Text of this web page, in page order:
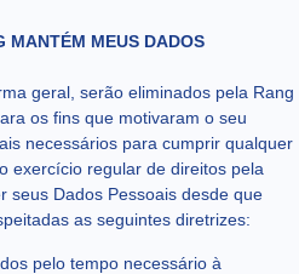
MANTÉM MEUS DADOS
geral, serão eliminados pela Rang
os fins que motivaram o seu
necessários para cumprir qualquer
exercício regular de direitos pela
seus Dados Pessoais desde que
as seguintes diretrizes:
pelo tempo necessário à